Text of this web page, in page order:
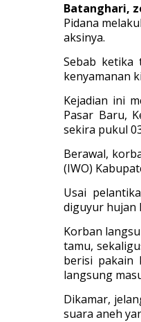
Batanghari,
Pidana
aksinya.
Sebab ketika
kenyamanan
Kejadian ini
Pasar Baru,
sekira pukul
Berawal,
(IWO)
Usai
diguyur hujan
Korban
tamu,
berisi pakain
langsung
Dikamar,
suara aneh